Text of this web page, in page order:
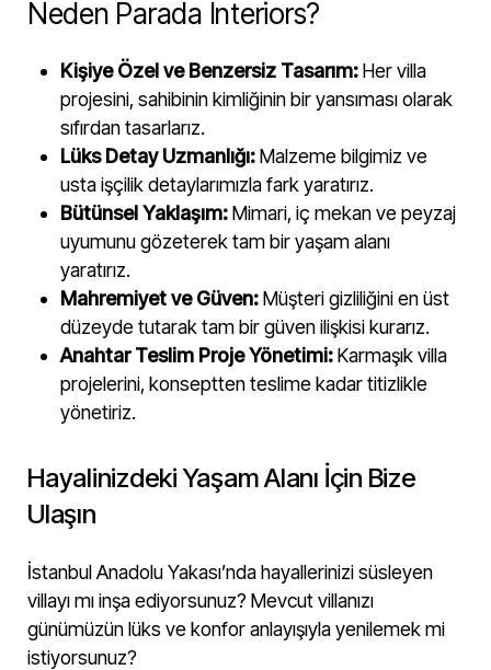
Neden Parada Interiors?
Kişiye Özel ve Benzersiz Tasarım:Her villa
projesini, sahibinin kimliğinin bir yansıması olarak
sıfırdan tasarlarız.
Lüks Detay Uzmanlığı:Malzeme bilgimiz ve
usta işçilik detaylarımızla fark yaratırız.
Bütünsel Yaklaşım:Mimari, iç mekan ve peyzaj
uyumunu gözeterek tam bir yaşam alanı
yaratırız.
Mahremiyet ve Güven:Müşteri gizliliğini en üst
düzeyde tutarak tam bir güven ilişkisi kurarız.
Anahtar Teslim Proje Yönetimi:Karmaşık villa
projelerini, konseptten teslime kadar titizlikle
yönetiriz.
Hayalinizdeki Yaşam Alanı İçin Bize
Ulaşın
İstanbul Anadolu Yakası’nda hayallerinizi süsleyen
villayı mı inşa ediyorsunuz? Mevcut villanızı
günümüzün lüks ve konfor anlayışıyla yenilemek mi
istiyorsunuz?